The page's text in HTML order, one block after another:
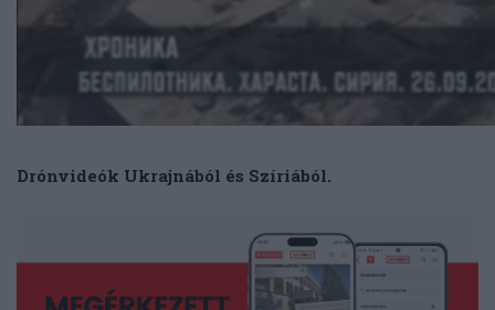
Drónvideók Ukrajnából és Szíriából.